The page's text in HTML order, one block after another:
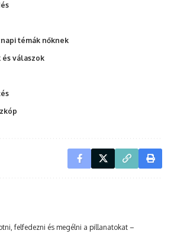
témák nőknek
és válaszok
felfedezni és megélni a pillanatokat –